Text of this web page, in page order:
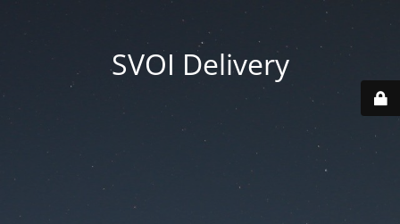
SVOI Delivery